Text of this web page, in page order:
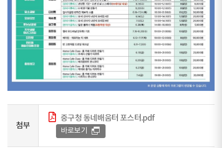
첨부
중구청 동네배움터 포스터.pdf
바로보기